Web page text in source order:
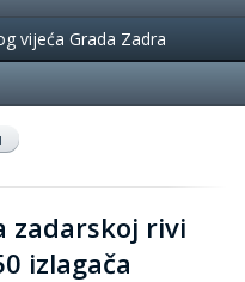
vijeća Grada Zadra
zadarskoj rivi
izlagača